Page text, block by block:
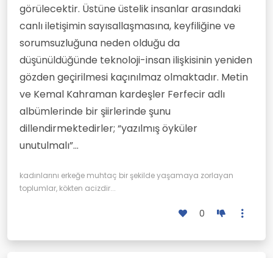
görülecektir. Üstüne üstelik insanlar arasındaki
canlı iletişimin sayısallaşmasına, keyfiliğine ve
sorumsuzluğuna neden olduğu da
düşünüldüğünde teknoloji-insan ilişkisinin yeniden
gözden geçirilmesi kaçınılmaz olmaktadır. Metin
ve Kemal Kahraman kardeşler Ferfecir adlı
albümlerinde bir şiirlerinde şunu
dillendirmektedirler; “yazılmış öyküler
unutulmalı”...
kadınlarını erkeğe muhtaç bir şekilde yaşamaya zorlayan
toplumlar, kökten acizdir...
0